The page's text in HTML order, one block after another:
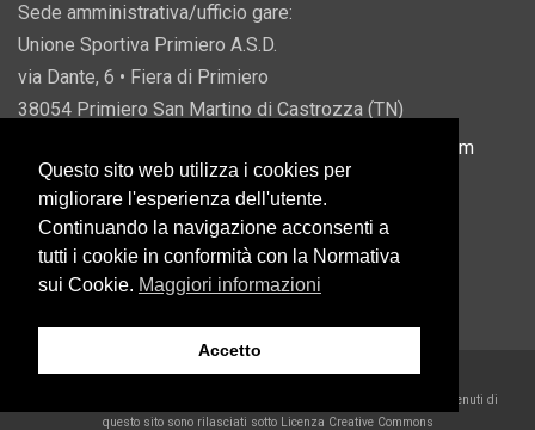
Sede amministrativa/ufficio gare:
Unione Sportiva Primiero A.S.D.
via Dante, 6 • Fiera di Primiero
38054 Primiero San Martino di Castrozza (TN)
info@usprimiero.com
Vantaggi da Pubblica Amministrazione
Eccetto dove diversamente specificato, i contenuti di
questo sito sono rilasciati sotto Licenza Creative Commons
Questo sito web utilizza i cookies per
migliorare l'esperienza dell'utente.
Continuando la navigazione acconsenti a
tutti i cookie in conformità con la Normativa
sui Cookie. Maggiori informazioni
Accetto